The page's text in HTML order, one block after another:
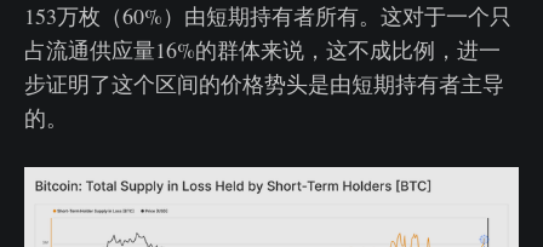
153万枚（60%）由短期持有者所有。这对于一个只
占流通供应量16%的群体来说，这不成比例，进一
步证明了这个区间的价格势头是由短期持有者主导
的。